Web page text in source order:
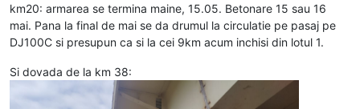
km20: armarea se termina maine, 15.05. Betonare 15 sau 16
mai. Pana la final de mai se da drumul la circulatie pe pasaj pe
DJ100C si presupun ca si la cei 9km acum inchisi din lotul 1.
Si dovada de la km 38: